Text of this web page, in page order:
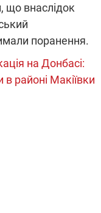
що внаслідок
поранення.
на Донбасі:
районі Макіївки